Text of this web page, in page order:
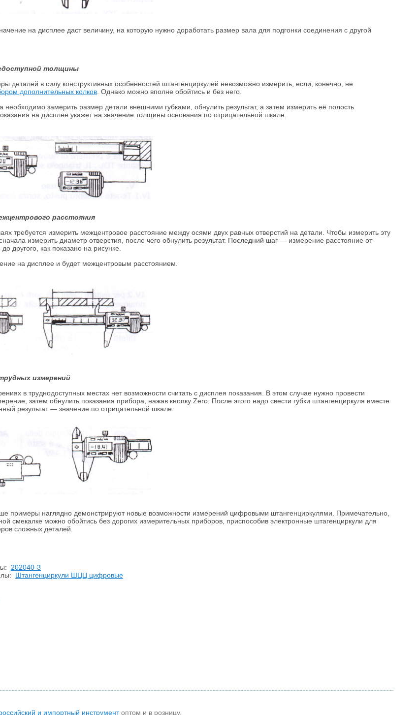
на дисплее даст величину, на которую нужно доработать размер вала для подгонки соединения с другой
толщины
деталей в силу конструктивных особенностей штангенциркулей невозможно измерить, если, конечно, не
дополнительных колков . Однако можно вполне обойтись и без него.
необходимо замерить размер детали внешними губками, обнулить результат, а затем измерить её полость
на дисплее укажет на значение толщины основания по отрицательной шкале.
расстояния
требуется измерить межцентровое расстояние между осями двух равных отверстий на детали. Чтобы измерить эту
измерить диаметр отверстия, после чего обнулить результат. Последний шаг — измерение расстояние от
другого, как показано на рисунке.
на дисплее и будет межцентровым расстоянием.
измерений
в труднодоступных местах нет возможности считать с дисплея показания. В этом случае нужно провести
затем обнулить показания прибора, нажав кнопку Zero. После этого надо свести губки штангенциркуля вместе
результат — значение по отрицательной шкале.
примеры наглядно демонстрируют новые возможности измерений цифровыми штангенциркулями. Примечательно,
смекалке можно обойтись без дорогих измерительных приборов, приспособив электронные штагенциркули для
сложных деталей.
202040-3
Штангенциркули ШЦЦ цифровые
и импортный инструментоптом и в розницу.